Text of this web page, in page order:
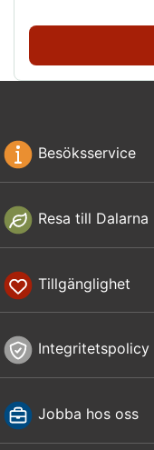
Besöksservice
Resa till Dalarna
Tillgänglighet
Integritetspolicy
Jobba hos oss